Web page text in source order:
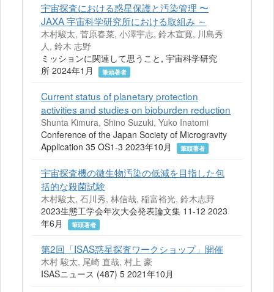
宇宙探査における惑星保護と汚染管理 〜
JAXA 宇宙科学研究所における取組み ～
木村駿太, 菅原春菜, 小澤宇志, 鈴木宣寛, 川島秀
人, 鈴木 志野
ミッションに関連して思うこと, 宇宙科学研究
所 2024年1月
筆頭著者
Current status of planetary protection
activities and studies on bioburden reduction
Shunta Kimura, Shino Suzuki, Yuko Inatomi
Conference of the Japan Society of Microgravity
Application 35 OS1-3 2023年10月
筆頭著者
宇宙探査機の微生物汚染の低減を目指した包
括的な殺菌試験
木村駿太, 石川秀, 林信哉, 稲富裕光, 鈴木志野
2023生態工学会年次大会発表論文集 11-12 2023
年6月
筆頭著者
第2回「ISAS惑星探査ワークショップ」開催
木村 駿太, 尾崎 直哉, 村上 豪
ISASニュース (487) 5 2021年10月